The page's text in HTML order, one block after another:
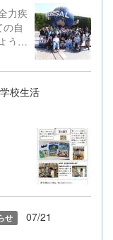
力疾
自
う」
学期
26
最高
シ
ワ
学校生活
せ
07/21